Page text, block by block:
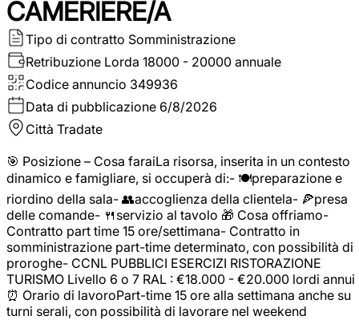
CAMERIERE/A
Tipo di contratto Somministrazione
Retribuzione Lorda 18000 - 20000 annuale
Codice annuncio 349936
Data di pubblicazione 6/8/2026
Città Tradate
🎯 Posizione – Cosa faraiLa risorsa, inserita in un contesto
dinamico e famigliare, si occuperà di:- 🍽️preparazione e
riordino della sala- 👥accoglienza della clientela- 🍕presa
delle comande- 🍴servizio al tavolo 🎁 Cosa offriamo-
Contratto part time 15 ore/settimana- Contratto in
somministrazione part-time determinato, con possibilità di
proroghe- CCNL PUBBLICI ESERCIZI RISTORAZIONE
TURISMO Livello 6 o 7 RAL : €18.000 - €20.000 lordi annui
⏰ Orario di lavoroPart-time 15 ore alla settimana anche su
turni serali, con possibilità di lavorare nel weekend